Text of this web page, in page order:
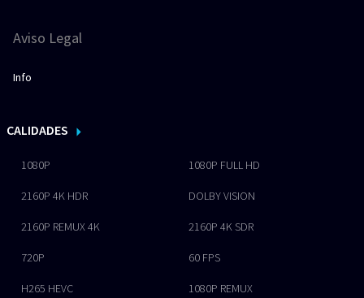
Aviso Legal
Info
CALIDADES
1080P 1080P FULL HD
2160P 4K HDR DOLBY VISION
2160P REMUX 4K 2160P 4K SDR
720P 60 FPS
H265 HEVC 1080P REMUX